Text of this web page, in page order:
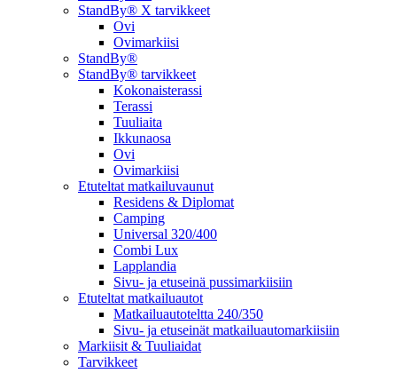
StandBy® X tarvikkeet
Ovi
Ovimarkiisi
StandBy®
StandBy® tarvikkeet
Kokonaisterassi
Terassi
Tuuliaita
Ikkunaosa
Ovi
Ovimarkiisi
Etuteltat matkailuvaunut
Residens & Diplomat
Camping
Universal 320/400
Combi Lux
Lapplandia
Sivu- ja etuseinä pussimarkiisiin
Etuteltat matkailuautot
Matkailuautoteltta 240/350
Sivu- ja etuseinät matkailuautomarkiisiin
Markiisit & Tuuliaidat
Tarvikkeet